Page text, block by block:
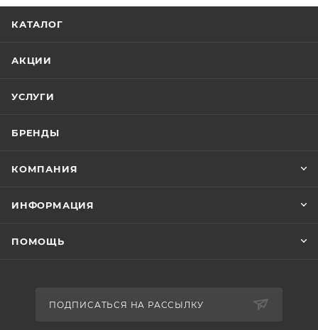
КАТАЛОГ
АКЦИИ
УСЛУГИ
БРЕНДЫ
КОМПАНИЯ
ИНФОРМАЦИЯ
ПОМОЩЬ
ПОДПИСАТЬСЯ НА РАССЫЛКУ